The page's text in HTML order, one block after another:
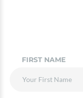
FIRST NAME